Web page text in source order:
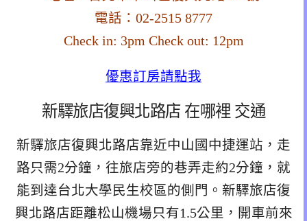
電話：02-2515 8777
Check in: 3pm Check out: 12pm
優惠訂房請點我
新驛旅店復興北路店 在哪裡 交通
新驛旅店復興北路店靠近中山國中捷運站，走
路只需2分鐘，往旅店旁的巷弄走約2分鐘，就
能到達台北大學民生校區的側門。新驛旅店復
興北路店距離松山機場只有1.5公里，開車前來